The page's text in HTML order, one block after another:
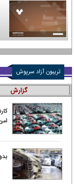
تریبون آزاد سرپوش
گزارش